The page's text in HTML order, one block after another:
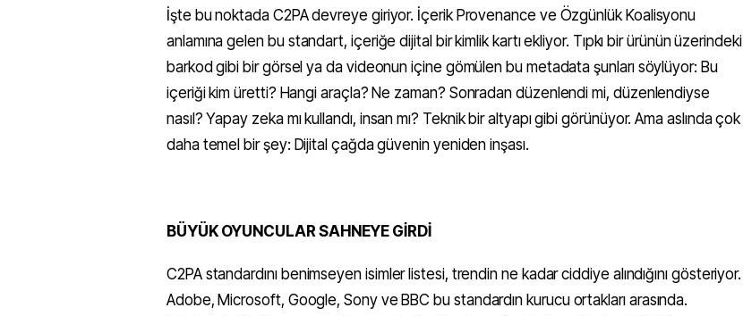
İşte bu noktada C2PA devreye giriyor. İçerik Provenance ve Özgünlük Koalisyonu
anlamına gelen bu standart, içeriğe dijital bir kimlik kartı ekliyor. Tıpkı bir ürünün üzerindeki
barkod gibi bir görsel ya da videonun içine gömülen bu metadata şunları söylüyor: Bu
içeriği kim üretti? Hangi araçla? Ne zaman? Sonradan düzenlendi mi, düzenlendiyse
nasıl? Yapay zeka mı kullandı, insan mı? Teknik bir altyapı gibi görünüyor. Ama aslında çok
daha temel bir şey: Dijital çağda güvenin yeniden inşası.
BÜYÜK OYUNCULAR SAHNEYE GİRDİ
C2PA standardını benimseyen isimler listesi, trendin ne kadar ciddiye alındığını gösteriyor.
Adobe, Microsoft, Google, Sony ve BBC bu standardın kurucu ortakları arasında.